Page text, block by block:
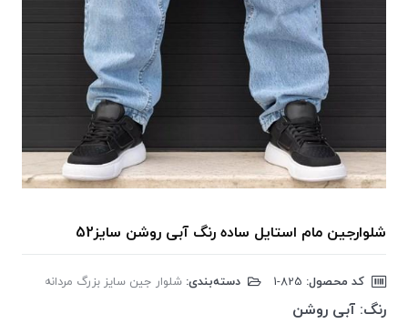
شلوارجین مام استایل ساده رنگ آبی روشن سایز52
کد محصول: دسته‌بندی: شلوار جین سایز بزرگ مردانه
رنگ: آبی روشن